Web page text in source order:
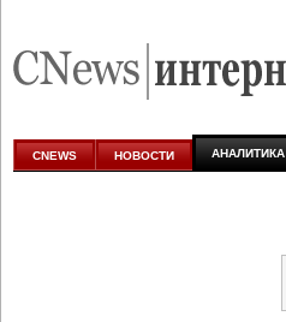
аналитике
CNEWS НОВОСТИ АНАЛИТИКА